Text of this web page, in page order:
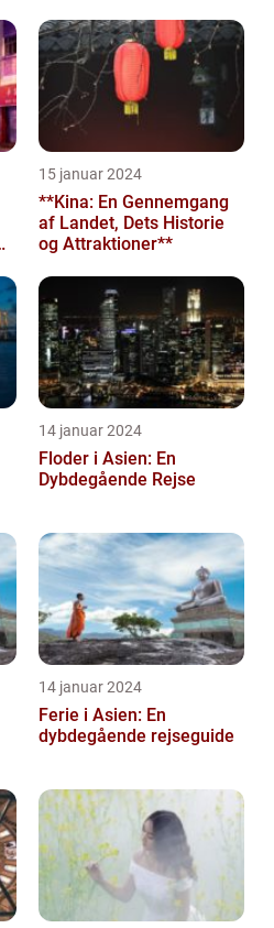
15 januar 2024
**Kina: En Gennemgang
af Landet, Dets Historie
og Attraktioner**
14 januar 2024
Floder i Asien: En
Dybdegående Rejse
14 januar 2024
Ferie i Asien: En
dybdegående rejseguide